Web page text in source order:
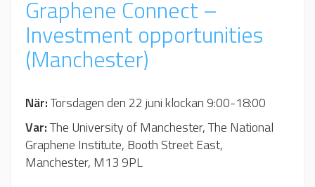
Graphene Connect –
Investment opportunities
(Manchester)
När:Torsdagen den 22 juni klockan 9:00-18:00
Var:The University of Manchester, The National
Graphene Institute, Booth Street East,
Manchester, M13 9PL